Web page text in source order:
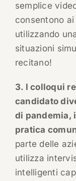
semplice
consentono
utilizzando
situazioni
recitano!
3. I colloqui
candidato
di pandemia,
pratica
parte delle
utilizza
intelligenti